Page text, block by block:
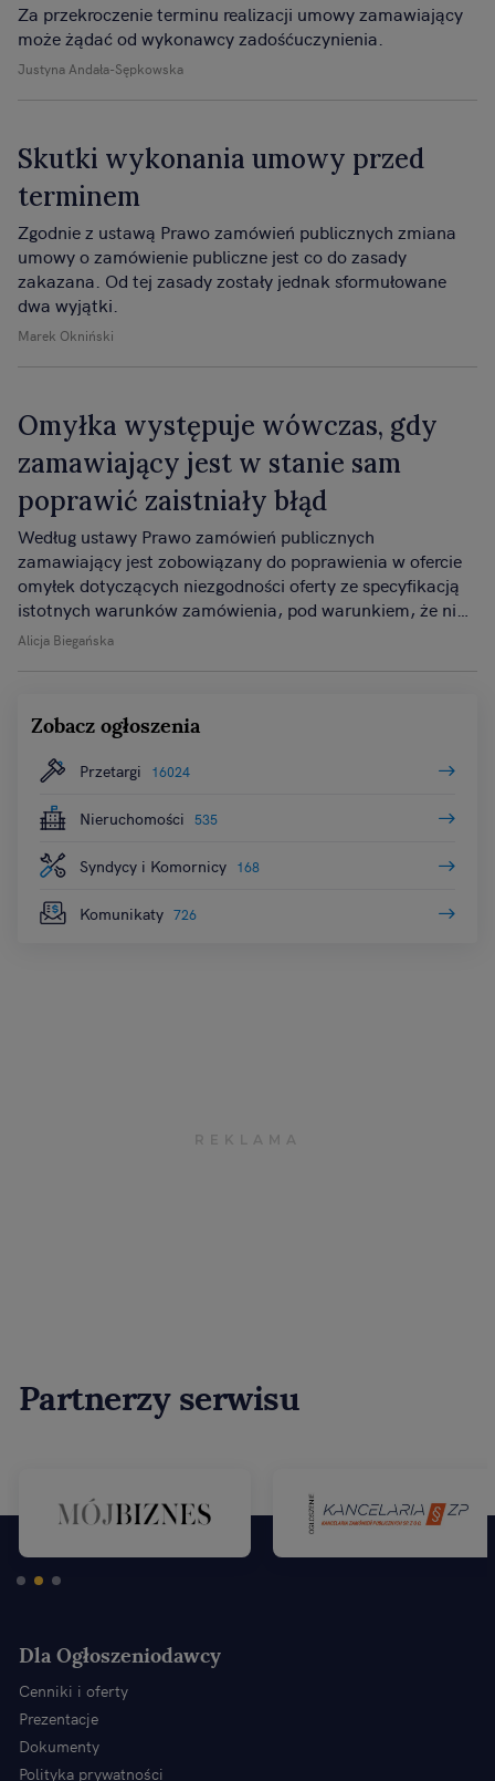
Justyna Andała-Sępkowska
Za przekroczenie terminu realizacji umowy zamawiający
może żądać od wykonawcy zadośćuczynienia.
Skutki wykonania umowy przed
terminem
Marek Okniński
Zgodnie z ustawą Prawo zamówień publicznych zmiana
umowy o zamówienie publiczne jest co do zasady
zakazana. Od tej zasady zostały jednak sformułowane
dwa wyjątki.
Omyłka występuje wówczas, gdy
zamawiający jest w stanie sam
poprawić zaistniały błąd
Alicja Biegańska
Według ustawy Prawo zamówień publicznych
zamawiający jest zobowiązany do poprawienia w ofercie
omyłek dotyczących niezgodności oferty ze specyfikacją
istotnych warunków zamówienia, pod warunkiem, że nie
spowoduje to istotnych zmian w treści oferty.
Zobacz ogłoszenia
Przetargi 16024
Nieruchomości 535
Syndycy i Komornicy 168
Komunikaty 726
Partnerzy serwisu
Dla Ogłoszeniodawcy
Cenniki i oferty
Prezentacje
Dokumenty
Polityka prywatności